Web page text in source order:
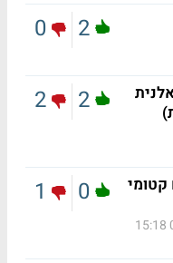
2
0
2
2
קטומי
0
1